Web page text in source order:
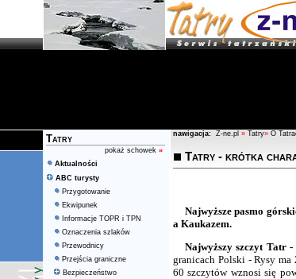
Tatry
pokaż schowek »
Aktualności
ABC turysty
Przygotowanie
Ekwipunek
Informacje TOPR i TPN
Oznaczenia szlaków
Przewodnicy
Przejścia graniczne
Bezpieczeństwo
nawigacja: Z-ne.pl » Tatry» O
Tatry - krótka
Najwyższe pasmo
a Kaukazem.
Najwyższy szczyt Tatr
granicach Polski - Rysy
60 szczytów wznosi się